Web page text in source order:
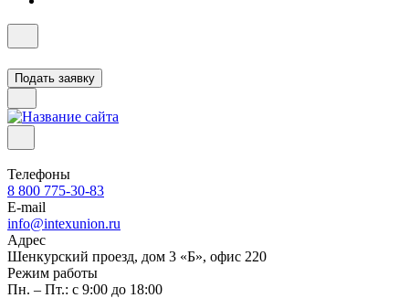
Подать заявку
Телефоны
8 800 775-30-83
E-mail
info@intexunion.ru
Адрес
Шенкурский проезд, дом 3 «Б», офис 220
Режим работы
Пн. – Пт.: с 9:00 до 18:00